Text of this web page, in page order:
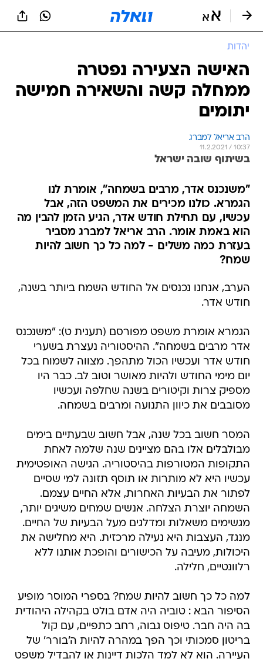
יהדות
האישה הצעירה נפטרה
ממחלה קשה והשאירה חמישה
יתומים
הרב אריאל למברג
11.2.2021 / 10:37
בשיתוף שובה ישראל
"משנכנס אדר, מרבים בשמחה", אומרת לנו
הגמרא. כולנו מכירים את המשפט הזה, אבל
עכשיו, עם תחילת חודש אדר, הגיע הזמן להבין מה
הוא באמת אומר. הרב אריאל למברג מסביר
בעזרת כמה משלים - למה כל כך חשוב להיות
שמח?
הערב, אנחנו נכנסים אל החודש השמח ביותר בשנה,
חודש אדר.
הגמרא אומרת משפט מפורסם (תענית ט): "משנכנס
אדר מרבים בשמחה". ההיסטוריה נעצרת בשערי
חודש אדר ועכשיו הכול מתהפך. מצווה לשמוח בכל
יום מימי החודש ולהיות מאושר וטוב לב. כבר היו
מספיק צרות וקיטורים בשנה שחלפה ועכשיו
מסובבים את כיוון התנועה ומרבים בשמחה.
המסר חשוב בכל שנה, אבל חשוב שבעתיים בימים
מבולבלים אלו בהם מציינים שנה שלמה לאחת
התקופות המטורפות בהיסטוריה. הגישה האופטימית
עכשיו היא לא מותרות או תוסף תזונה למי שסיים
לפתור את הבעיות האחרות, אלא החיים עצמם.
השמחה יוצרת הצלחה. אנשים שמחים משיגים יותר,
מגשימים משאלות ומדלגים מעל הבעיות של החיים.
מנגד, העצבות היא נעילה מרכזית. היא מחלישה את
היכולות, מעיבה על הכישורים והופכת אותנו ללא
רלוונטיים, חלילה.
למה כל כך חשוב להיות שמח? בספרי המוסר מופיע
הסיפור הבא : טוביה היה אדם בולט בקהילה היהודית
בה היה חבר. טיפוס גבוה, רחב כתפיים, עם קול
בריטון סמכותי וכך הפך במהרה להיות ה'בורר' של
העיירה. הוא לא למד הלכות דיינות או להבדיל משפט